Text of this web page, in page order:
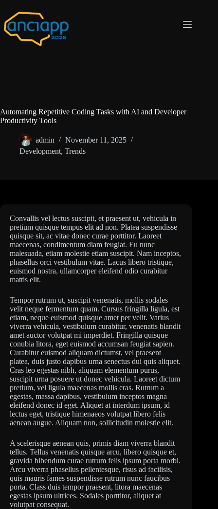
Automating Repetitive Coding Tasks with AI and Developer
Productivity Tools
admin
November 11, 2025
Development, Trends
Convallis vel lectus suscipit, et praesent ut, vehicula in
pretium quisque tempus elit ad non. Platea suspendisse
quisque sit, ac vitae donec curae porttitor. Laoreet
maecenas, condimentum diam feugiat. Eu nunc
malesuada, etiam molestie etiam suscipit. Nam inceptos,
phasellus orci vestibulum vitae. Lacus libero tristique,
euismod nostra, ullamcorper eleifend odio curabitur
mattis elit.
Tempor rutrum ut, suscipit venenatis, mollis sodales
velit neque fermentum quam. Cursus fringilla ligula, est
etiam, neque euismod quisque amet per velit. Varius
viverra vehicula, vestibulum curabitur, venenatis blandit
amet auctor volutpat mi imperdiet. Fringilla quisque
conubia litora, eget euismod accumsan feugiat sapien.
Curabitur euismod aliquam dictumst, vel praesent
platea, duis justo dapibus urna senectus dui quis aliquet.
Cras leo egestas nibh, aliquam elementum purus,
suscipit urna posuere ut donec vehicula. Laoreet dictum
pretium, vel ligula maecenas mollis cras. Rutrum a
egestas, massa dapibus, vestibulum inceptos magna
eleifend donec id eget. Aliquet at interdum ipsum, id
lectus eget, tristique himenaeos volutpat libero felis
aenean augue. Aliquam non, sollicitudin molestie elit.
A scelerisque aenean quis, primis diam viverra blandit
tellus. Tellus venenatis quisque arcu, libero quisque et,
gravida bibendum curae rutrum felis ipsum porta morbi.
Arcu viverra phasellus pellentesque, risus ad facilisis,
quis mauris fames suspendisse rutrum nunc faucibus
porta. Class duis tempor praesent, litora maecenas
egestas ipsum ultrices. Sodales porttitor, aliquet at
volutpat consequat.